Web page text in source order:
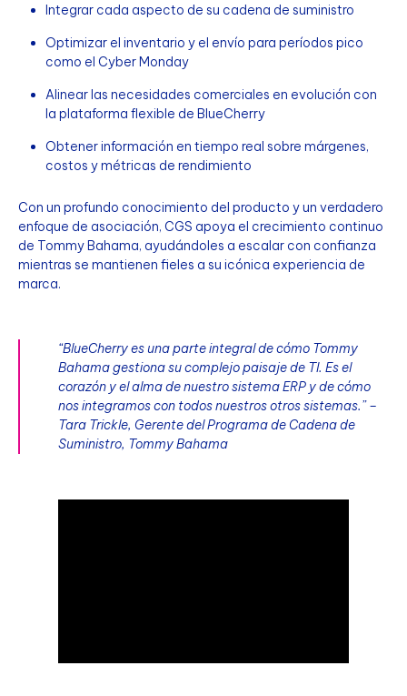
Integrar cada aspecto de su cadena de suministro
Optimizar el inventario y el envío para períodos pico
como el Cyber Monday
Alinear las necesidades comerciales en evolución con
la plataforma flexible de BlueCherry
Obtener información en tiempo real sobre márgenes,
costos y métricas de rendimiento
Con un profundo conocimiento del producto y un verdadero
enfoque de asociación, CGS apoya el crecimiento continuo
de Tommy Bahama, ayudándoles a escalar con confianza
mientras se mantienen fieles a su icónica experiencia de
marca.
“BlueCherry es una parte integral de cómo Tommy
Bahama gestiona su complejo paisaje de TI. Es el
corazón y el alma de nuestro sistema ERP y de cómo
nos integramos con todos nuestros otros sistemas.” –
Tara Trickle, Gerente del Programa de Cadena de
Suministro, Tommy Bahama